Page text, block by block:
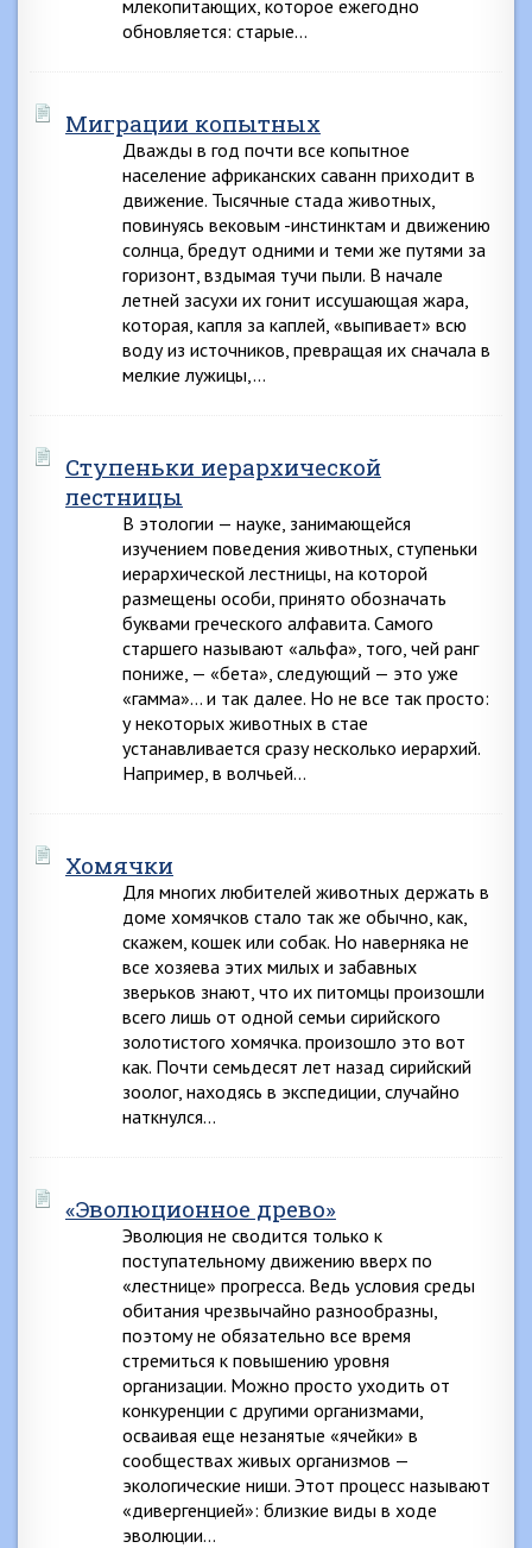
млекопитающих, которое ежегодно
обновляется: старые…
Миграции копытных
Дважды в год почти все копытное
население африканских саванн приходит в
движение. Тысячные стада животных,
повинуясь вековым -инстинктам и движению
солнца, бредут одними и теми же путями за
горизонт, вздымая тучи пыли. В начале
летней засухи их гонит иссушающая жара,
которая, капля за каплей, «выпивает» всю
воду из источников, превращая их сначала в
мелкие лужицы,…
Ступеньки иерархической
лестницы
В этологии — науке, занимающейся
изучением поведения животных, ступеньки
иерархической лестницы, на которой
размещены особи, принято обозначать
буквами греческого алфавита. Самого
старшего называют «альфа», того, чей ранг
пониже, — «бета», следующий — это уже
«гамма»… и так далее. Но не все так просто:
у некоторых животных в стае
устанавливается сразу несколько иерархий.
Например, в волчьей…
Хомячки
Для многих любителей животных держать в
доме хомячков стало так же обычно, как,
скажем, кошек или собак. Но наверняка не
все хозяева этих милых и забавных
зверьков знают, что их питомцы произошли
всего лишь от одной семьи сирийского
золотистого хомячка. произошло это вот
как. Почти семьдесят лет назад сирийский
зоолог, находясь в экспедиции, случайно
наткнулся…
«Эволюционное древо»
Эволюция не сводится только к
поступательному движению вверх по
«лестнице» прогресса. Ведь условия среды
обитания чрезвычайно разнообразны,
поэтому не обязательно все время
стремиться к повышению уровня
организации. Можно просто уходить от
конкуренции с другими организмами,
осваивая еще незанятые «ячейки» в
сообществах живых организмов —
экологические ниши. Этот процесс называют
«дивергенцией»: близкие виды в ходе
эволюции…